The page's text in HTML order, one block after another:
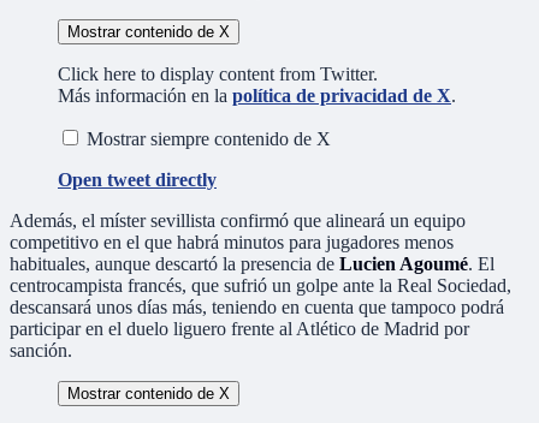
Mostrar contenido de X
Click here to display content from Twitter.
Más información en la política de privacidad de X.
Mostrar siempre contenido de X
Open tweet directly
Además, el míster sevillista confirmó que alineará un equipo
competitivo en el que habrá minutos para jugadores menos
habituales, aunque descartó la presencia de Lucien Agoumé. El
centrocampista francés, que sufrió un golpe ante la Real Sociedad,
descansará unos días más, teniendo en cuenta que tampoco podrá
participar en el duelo liguero frente al Atlético de Madrid por
sanción.
Mostrar contenido de X